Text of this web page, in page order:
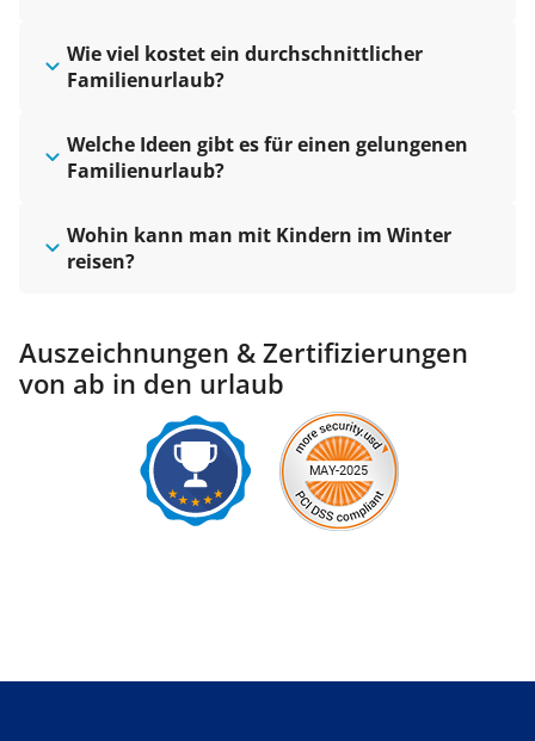
Wie viel kostet ein durchschnittlicher
Familienurlaub?
Welche Ideen gibt es für einen gelungenen
Familienurlaub?
Wohin kann man mit Kindern im Winter
reisen?
Auszeichnungen & Zertifizierungen
von ab in den urlaub